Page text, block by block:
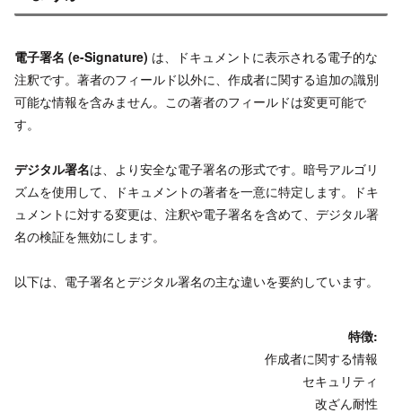
電子署名 (e-Signature) は、ドキュメントに表示される電子的な
注釈です。著者のフィールド以外に、作成者に関する追加の識別
可能な情報を含みません。この著者のフィールドは変更可能で
す。
デジタル署名は、より安全な電子署名の形式です。暗号アルゴリ
ズムを使用して、ドキュメントの著者を一意に特定します。ドキ
ュメントに対する変更は、注釈や電子署名を含めて、デジタル署
名の検証を無効にします。
以下は、電子署名とデジタル署名の主な違いを要約しています。
特徴:
作成者に関する情報
セキュリティ
改ざん耐性